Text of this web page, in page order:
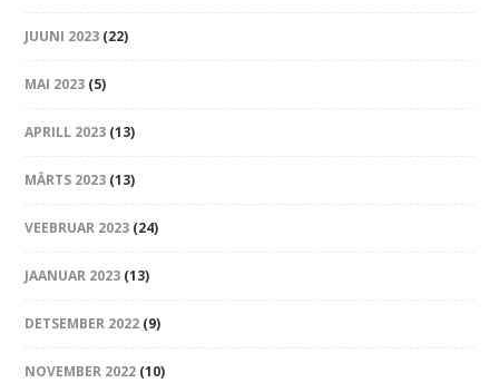
JUUNI 2023 (22)
MAI 2023 (5)
APRILL 2023 (13)
MÄRTS 2023 (13)
VEEBRUAR 2023 (24)
JAANUAR 2023 (13)
DETSEMBER 2022 (9)
NOVEMBER 2022 (10)